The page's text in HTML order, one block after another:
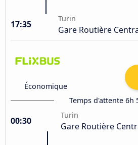
17:35
Turin
Gare Routière
Économique
Temps d'attente 6h
00:30
Turin
Gare Routière